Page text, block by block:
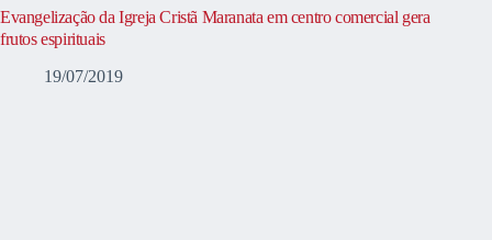
Evangelização da Igreja Cristã Maranata em centro comercial gera
frutos espirituais
19/07/2019